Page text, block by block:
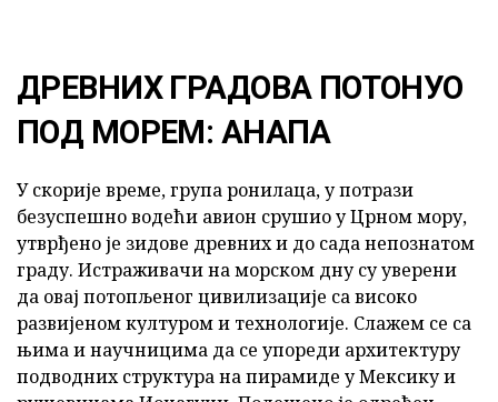
ДРЕВНИХ ГРАДОВА ПОТОНУО
ПОД МОРЕМ: АНАПА
У скорије време, група ронилаца, у потрази
безуспешно водећи авион срушио у Црном мору,
утврђено је зидове древних и до сада непознатом
граду. Истраживачи на морском дну су уверени
да овај потопљеног цивилизације са високо
развијеном културом и технологије. Слажем се са
њима и научницима да се упореди архитектуру
подводних структура на пирамиде у Мексику и